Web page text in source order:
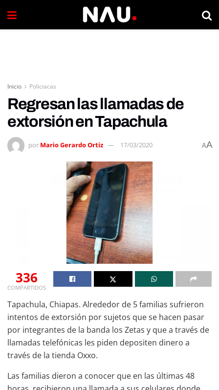
Inicio Policiacas
Regresan las llamadas de
extorsión en Tapachula
por Mario Gerardo Ortiz 17/03/2020 AA
336
COMPARTIDOS
Tapachula, Chiapas. Alrededor de 5 familias sufrieron
intentos de extorsión por sujetos que se hacen pasar
por integrantes de la banda los Zetas y que a través de
llamadas telefónicas les piden depositen dinero a
través de la tienda Oxxo.
Las familias dieron a conocer que en las últimas 48